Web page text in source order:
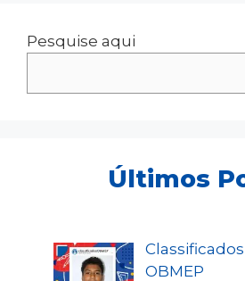
Pesquise aqui
Últimos
Classificados
OBMEP